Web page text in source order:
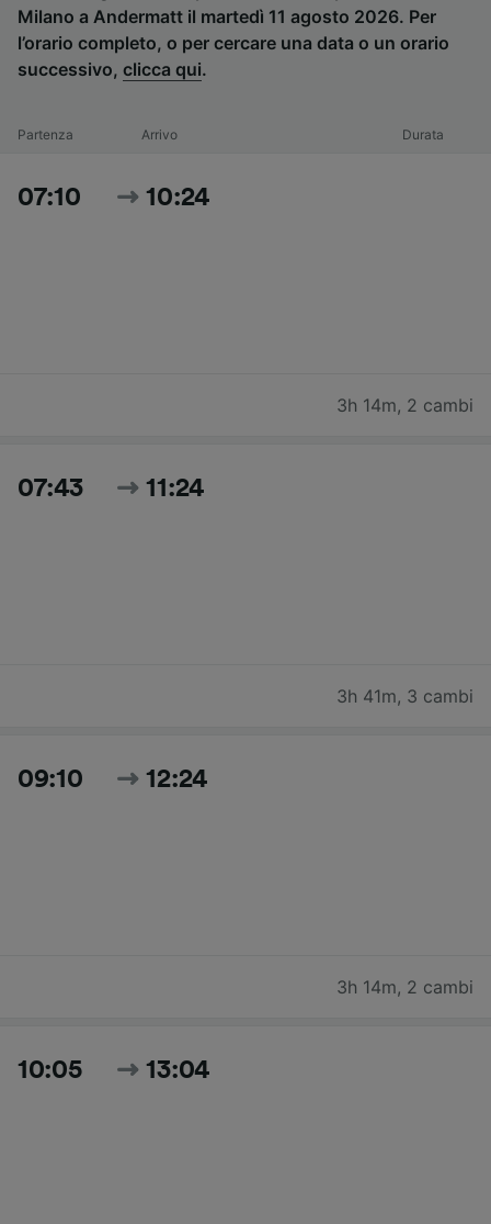
Milano a Andermatt il martedì 11 agosto 2026. Per
l’orario completo, o per cercare una data o un orario
successivo, clicca qui.
Partenza Arrivo Durata
07:10 10:24
3h 14m, 2 cambi
07:43 11:24
3h 41m, 3 cambi
09:10 12:24
3h 14m, 2 cambi
10:05 13:04